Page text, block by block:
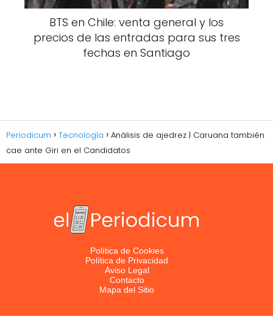
BTS en Chile: venta general y los
precios de las entradas para sus tres
fechas en Santiago
Periodicum Tecnología
Análisis de ajedrez | Caruana también
cae ante Giri en el Candidatos
Política de Cookies
Política de Privacidad
Aviso Legal
Contacto
Mapa del Sitio